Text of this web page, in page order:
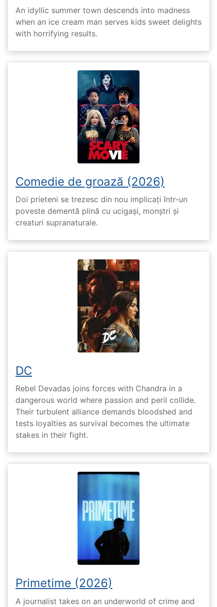
An idyllic summer town descends into madness
when an ice cream man serves kids sweet delights
with horrifying results.
Comedie de groază (2026)
Doi prieteni se trezesc din nou implicați într-un
poveste dementă plină cu ucigași, monștri și
creaturi supranaturale.
DC
Rebel Devadas joins forces with Chandra in a
dangerous world where passion and peril collide.
Their turbulent alliance demands bloodshed and
tests loyalties as survival becomes the ultimate
stakes in their fight.
Primetime (2026)
A journalist takes on an underworld of crime and